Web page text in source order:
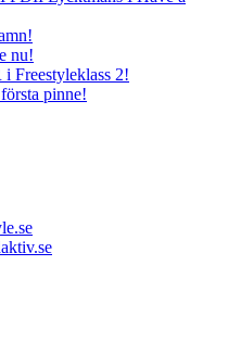
nu!
2!
pinne!